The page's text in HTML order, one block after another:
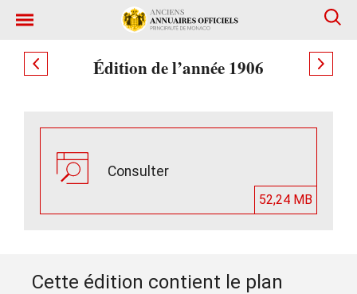
Édition de l’année 1906
Consulter
52,24 MB
Cette édition contient le plan